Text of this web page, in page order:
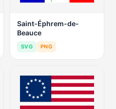
Saint-Éphrem-de-
Beauce
SVG PNG